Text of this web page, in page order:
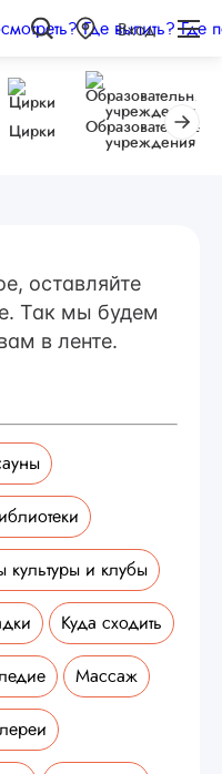
Вход
Цирки
Образовательные
учреждения
оставляйте
Так мы будем
в ленте.
культуры и клубы
Куда сходить
Массаж